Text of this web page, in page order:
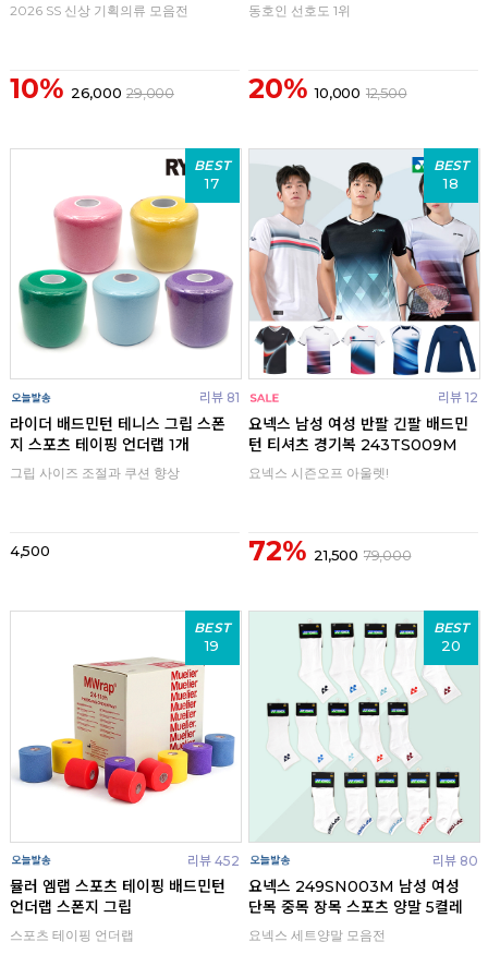
2026 SS 신상 기획의류 모음전
10% 26,000 29,000
동호인 선호도 1위
20% 10,000 12,500
BEST
17
리뷰 81
라이더 배드민턴 테니스 그립 스폰
지 스포츠 테이핑 언더랩 1개
그립 사이즈 조절과 쿠션 향상
4,500
BEST
18
리뷰 12
요넥스 남성 여성 반팔 긴팔 배드민
턴 티셔츠 경기복 243TS009M
요넥스 시즌오프 아울렛!
72% 21,500 79,000
BEST
19
리뷰 452
뮬러 엠랩 스포츠 테이핑 배드민턴
언더랩 스폰지 그립
스포츠 테이핑 언더랩
BEST
20
리뷰 80
요넥스 249SN003M 남성 여성
단목 중목 장목 스포츠 양말 5켤레
요넥스 세트양말 모음전